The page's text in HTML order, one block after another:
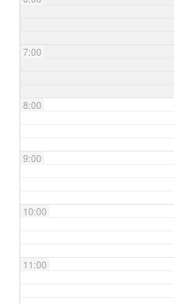
7:00
8:00
9:00
10:00
11:00